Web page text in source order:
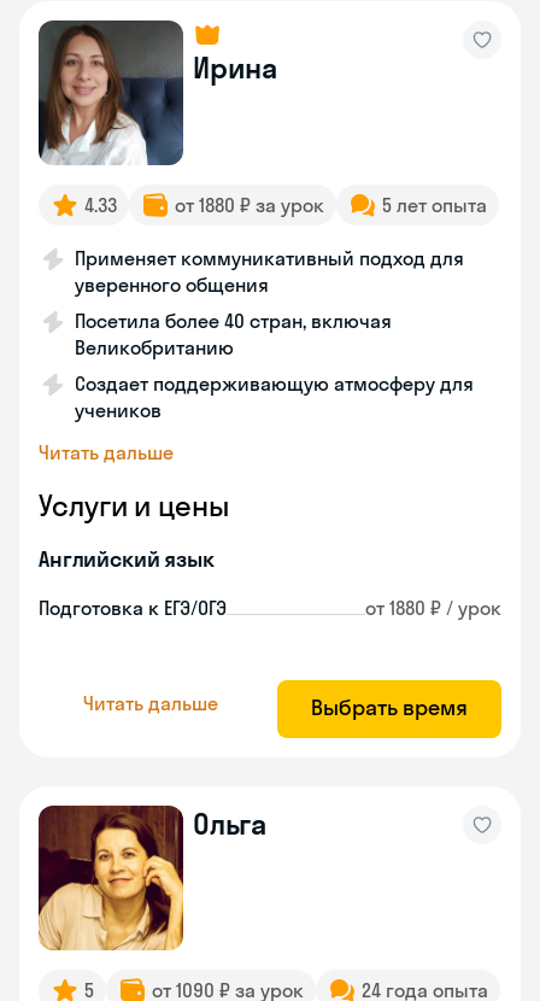
Ирина
4.33 от 1880 ₽ за урок 5 лет опыта
Применяет коммуникативный подход для
уверенного общения
Посетила более 40 стран, включая
Великобританию
Создает поддерживающую атмосферу для
учеников
Читать дальше
Услуги и цены
Английский язык
Подготовка к ЕГЭ/ОГЭ от 1880 ₽ / урок
Читать дальше Выбрать время
Ольга
5 от 1090 ₽ за урок 24 года опыта